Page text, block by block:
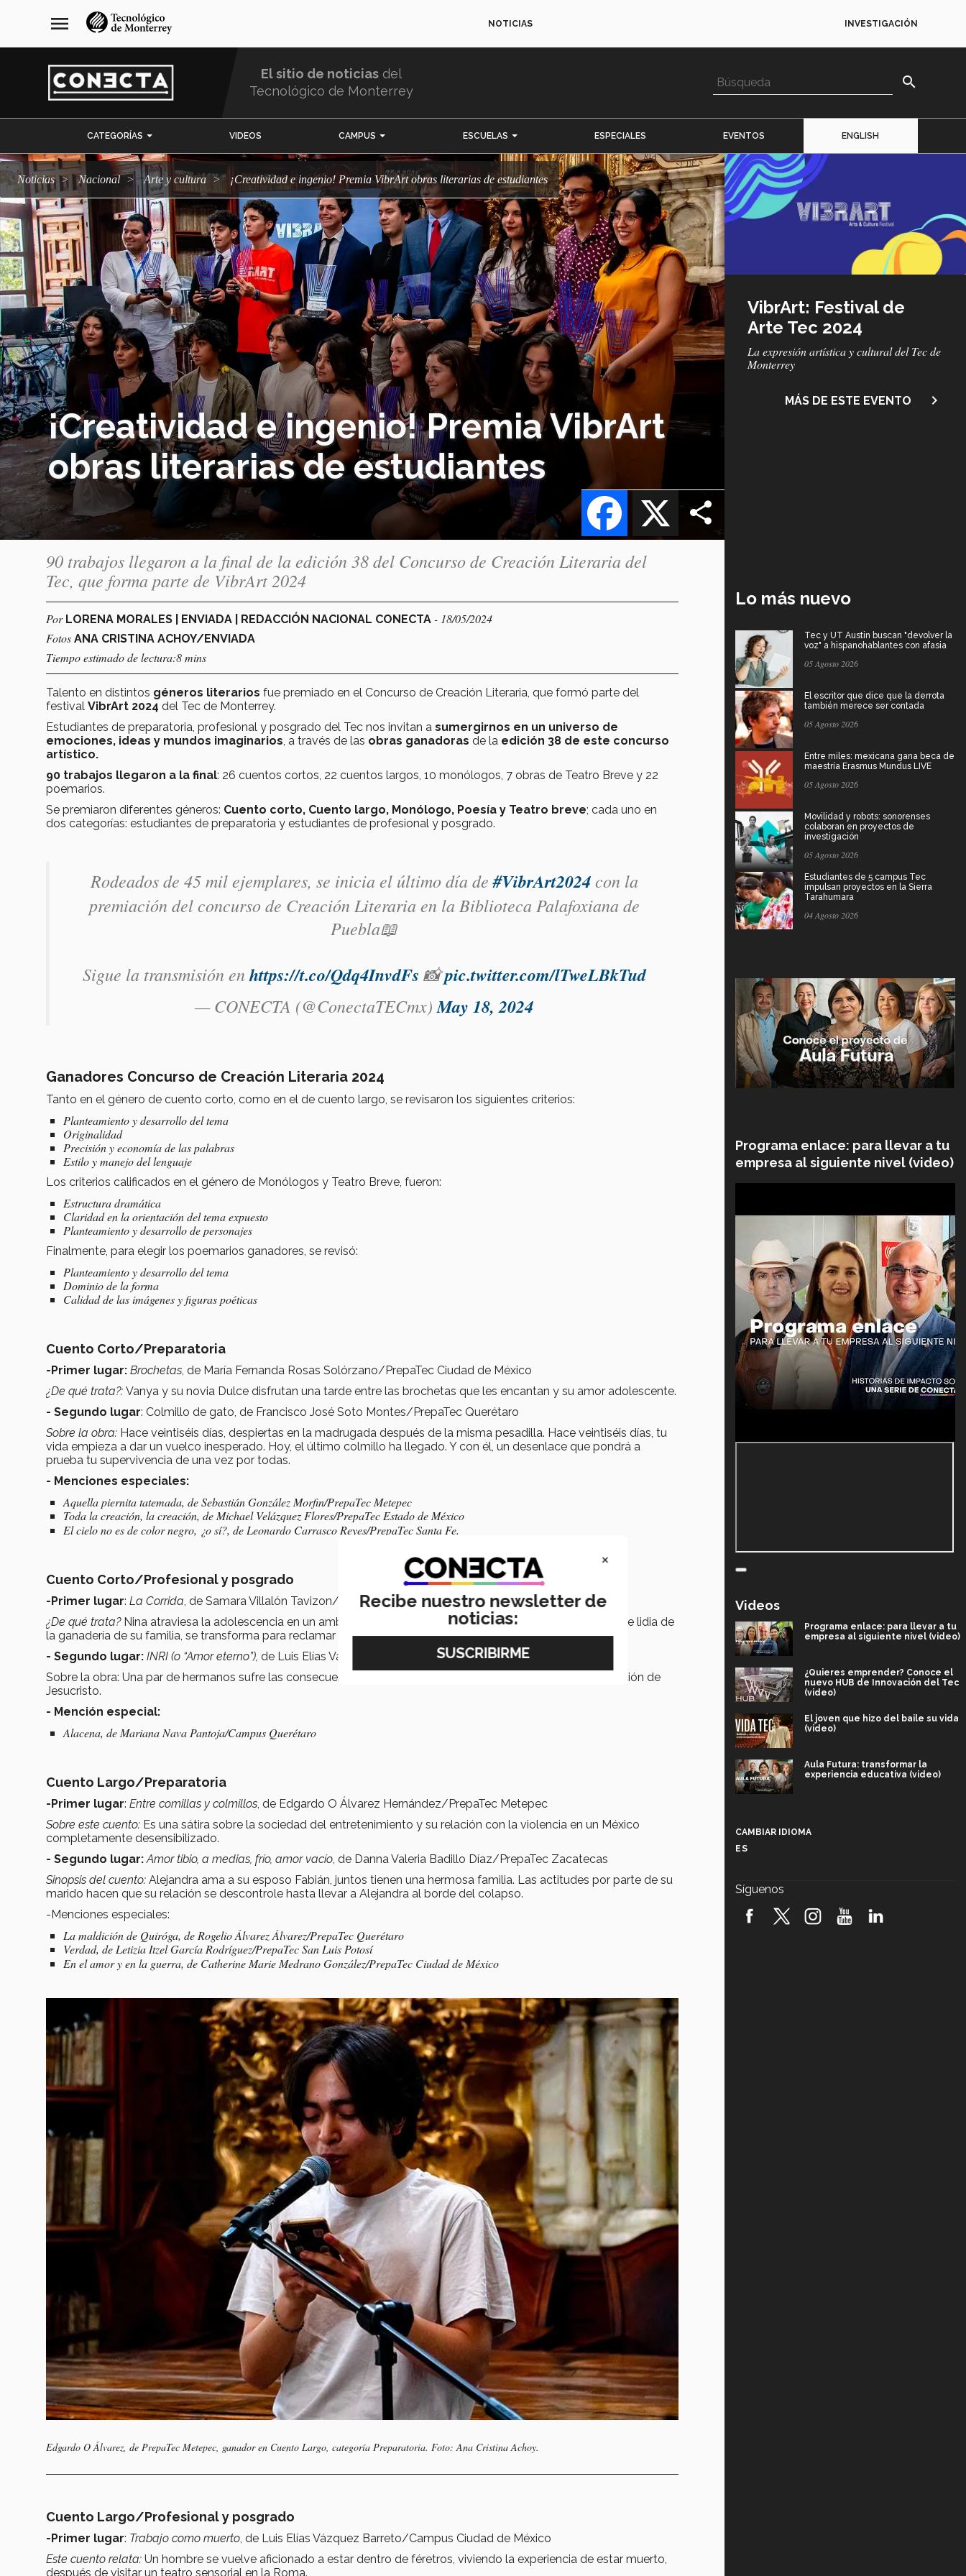
navegación
principal
menu NOTICIAS INVESTIGACIÓN
El sitio de noticias del
Tecnológico de Monterrey
search
CATEGORÍAS VIDEOS CAMPUS ESCUELAS ESPECIALES EVENTOS ENGLISH
Noticias Nacional arte y cultura ¡Creatividad e ingenio! Premia VibrArt obras literarias de estudiantes
¡Creatividad e ingenio! Premia VibrArt
obras literarias de estudiantes
X
Facebook
Imagen
o
logo
VibrArt: Festival de
Arte Tec 2024
Subtítulo
La expresión artística y cultural del Tec de
Monterrey
MÁS DE ESTE EVENTO navigate_next
90 trabajos llegaron a la final de la edición 38 del Concurso de Creación Literaria del
Tec, que forma parte de VibrArt 2024
Por LORENA MORALES | ENVIADA | REDACCIÓN NACIONAL CONECTA - 18/05/2024
Fotos ANA CRISTINA ACHOY/ENVIADA
Tiempo estimado de lectura:8 mins
Talento en distintos géneros literarios fue premiado en el Concurso de Creación Literaria, que formó parte del
festival VibrArt 2024 del Tec de Monterrey.
Estudiantes de preparatoria, profesional y posgrado del Tec nos invitan a sumergirnos en un universo de
emociones, ideas y mundos imaginarios, a través de las obras ganadoras de la edición 38 de este concurso
artístico.
90 trabajos llegaron a la final: 26 cuentos cortos, 22 cuentos largos, 10 monólogos, 7 obras de Teatro Breve y 22
poemarios.
Se premiaron diferentes géneros: Cuento corto, Cuento largo, Monólogo, Poesía y Teatro breve; cada uno en
dos categorías: estudiantes de preparatoria y estudiantes de profesional y posgrado.
Rodeados de 45 mil ejemplares, se inicia el último día de#VibrArt2024con la
premiación del concurso de Creación Literaria en la Biblioteca Palafoxiana de
Puebla📖
Sigue la transmisión enhttps://t.co/Qdq4InvdFs 📸pic.twitter.com/lTweLBkTud
— CONECTA (@ConectaTECmx)May 18, 2024
Ganadores Concurso de Creación Literaria 2024
Tanto en el género de cuento corto, como en el de cuento largo, se revisaron los siguientes criterios:
Planteamiento y desarrollo del tema
Originalidad
Precisión y economía de las palabras
Estilo y manejo del lenguaje
Los criterios calificados en el género de Monólogos y Teatro Breve, fueron:
Estructura dramática
Claridad en la orientación del tema expuesto
Planteamiento y desarrollo de personajes
Finalmente, para elegir los poemarios ganadores, se revisó:
Planteamiento y desarrollo del tema
Dominio de la forma
Calidad de las imágenes y figuras poéticas
Cuento Corto/Preparatoria
-Primer lugar: Brochetas, de María Fernanda Rosas Solórzano/PrepaTec Ciudad de México
¿De qué trata?: Vanya y su novia Dulce disfrutan una tarde entre las brochetas que les encantan y su amor adolescente.
- Segundo lugar: Colmillo de gato, de Francisco José Soto Montes/PrepaTec Querétaro
Sobre la obra: Hace veintiséis días, despiertas en la madrugada después de la misma pesadilla. Hace veintiséis días, tu
vida empieza a dar un vuelco inesperado. Hoy, el último colmillo ha llegado. Y con él, un desenlace que pondrá a
prueba tu supervivencia de una vez por todas.
- Menciones especiales:
Aquella piernita tatemada, de Sebastián González Morfin/PrepaTec Metepec
Toda la creación, la creación, deMichael Velázquez Flores/PrepaTec Estado de México
El cielo no es de color negro, ¿o sí?, de Leonardo Carrasco Reyes/PrepaTec Santa Fe.
Cuento Corto/Profesional y posgrado
-Primer lugar: La Corrida, de Samara Villalón Tavizon/Campus Monterrey
¿De qué trata? Nina atraviesa la adolescencia en un ambiente violento y, mediante su conexión con los toros de lidia de
la ganadería de su familia, se transforma para reclamar su vida.
- Segundo lugar: INRI (o “Amor eterno”), de Luis Elías Vázquez Barreto/Campus Ciudad de México
Sobre la obra: Una par de hermanos sufre las consecuencias de que su padre se crea la mismísima reencarnación de
Jesucristo.
- Mención especial:
Alacena, de Mariana Nava Pantoja/Campus Querétaro
Cuento Largo/Preparatoria
-Primer lugar: Entre comillas y colmillos, de Edgardo O Álvarez Hernández/PrepaTec Metepec
Sobre este cuento: Es una sátira sobre la sociedad del entretenimiento y su relación con la violencia en un México
completamente desensibilizado.
- Segundo lugar: Amor tibio, a medias, frío, amor vacío, de Danna Valeria Badillo Díaz/PrepaTec Zacatecas
Sinopsis del cuento: Alejandra ama a su esposo Fabián, juntos tienen una hermosa familia. Las actitudes por parte de su
marido hacen que su relación se descontrole hasta llevar a Alejandra al borde del colapso.
-Menciones especiales:
La maldición de Quiróga, de Rogelio Álvarez Álvarez/PrepaTec Querétaro
Verdad, deLetizia Itzel García Rodríguez/PrepaTec San Luis Potosí
En el amor y en la guerra, de Catherine Marie Medrano González/PrepaTec Ciudad de México
Edgardo O Álvarez, de PrepaTec Metepec, ganador en Cuento Largo, categoría Preparatoria. Foto: Ana Cristina Achoy.
Cuento Largo/Profesional y posgrado
-Primer lugar: Trabajo como muerto, de Luis Elías Vázquez Barreto/Campus Ciudad de México
Este cuento relata: Un hombre se vuelve aficionado a estar dentro de féretros, viviendo la experiencia de estar muerto,
después de visitar un teatro sensorial en la Roma.
Lo más nuevo
Tec y UT Austin buscan "devolver la
voz" a hispanohablantes con afasia
05 Agosto 2026
El escritor que dice que la derrota
también merece ser contada
05 Agosto 2026
Entre miles: mexicana gana beca de
maestría Erasmus Mundus LIVE
05 Agosto 2026
Movilidad y robots: sonorenses
colaboran en proyectos de
investigación
05 Agosto 2026
Estudiantes de 5 campus Tec
impulsan proyectos en la Sierra
Tarahumara
04 Agosto 2026
Programa enlace: para llevar a tu
empresa al siguiente nivel (video)
Videos
Programa enlace: para llevar a tu
empresa al siguiente nivel (video)
¿Quieres emprender? Conoce el
nuevo HUB de Innovación del Tec
(video)
El joven que hizo del baile su vida
(video)
Aula Futura: transformar la
experiencia educativa (video)
robótica FIRST 2026! (video)
CAMBIAR IDIOMA
ES
Síguenos
×
Recibe nuestro newsletter de
noticias: